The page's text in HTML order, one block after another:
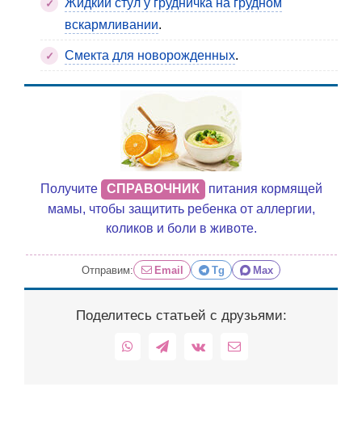
Жидкий стул у грудничка на грудном
вскармливании.
Смекта для новорожденных.
Получите СПРАВОЧНИК
питания кормящей
мамы, чтобы защитить ребенка от аллергии,
коликов и боли в животе.
Отправим: Email Tg Max
Поделитесь статьей с друзьями:
WhatsAppTelegram
Vk Email